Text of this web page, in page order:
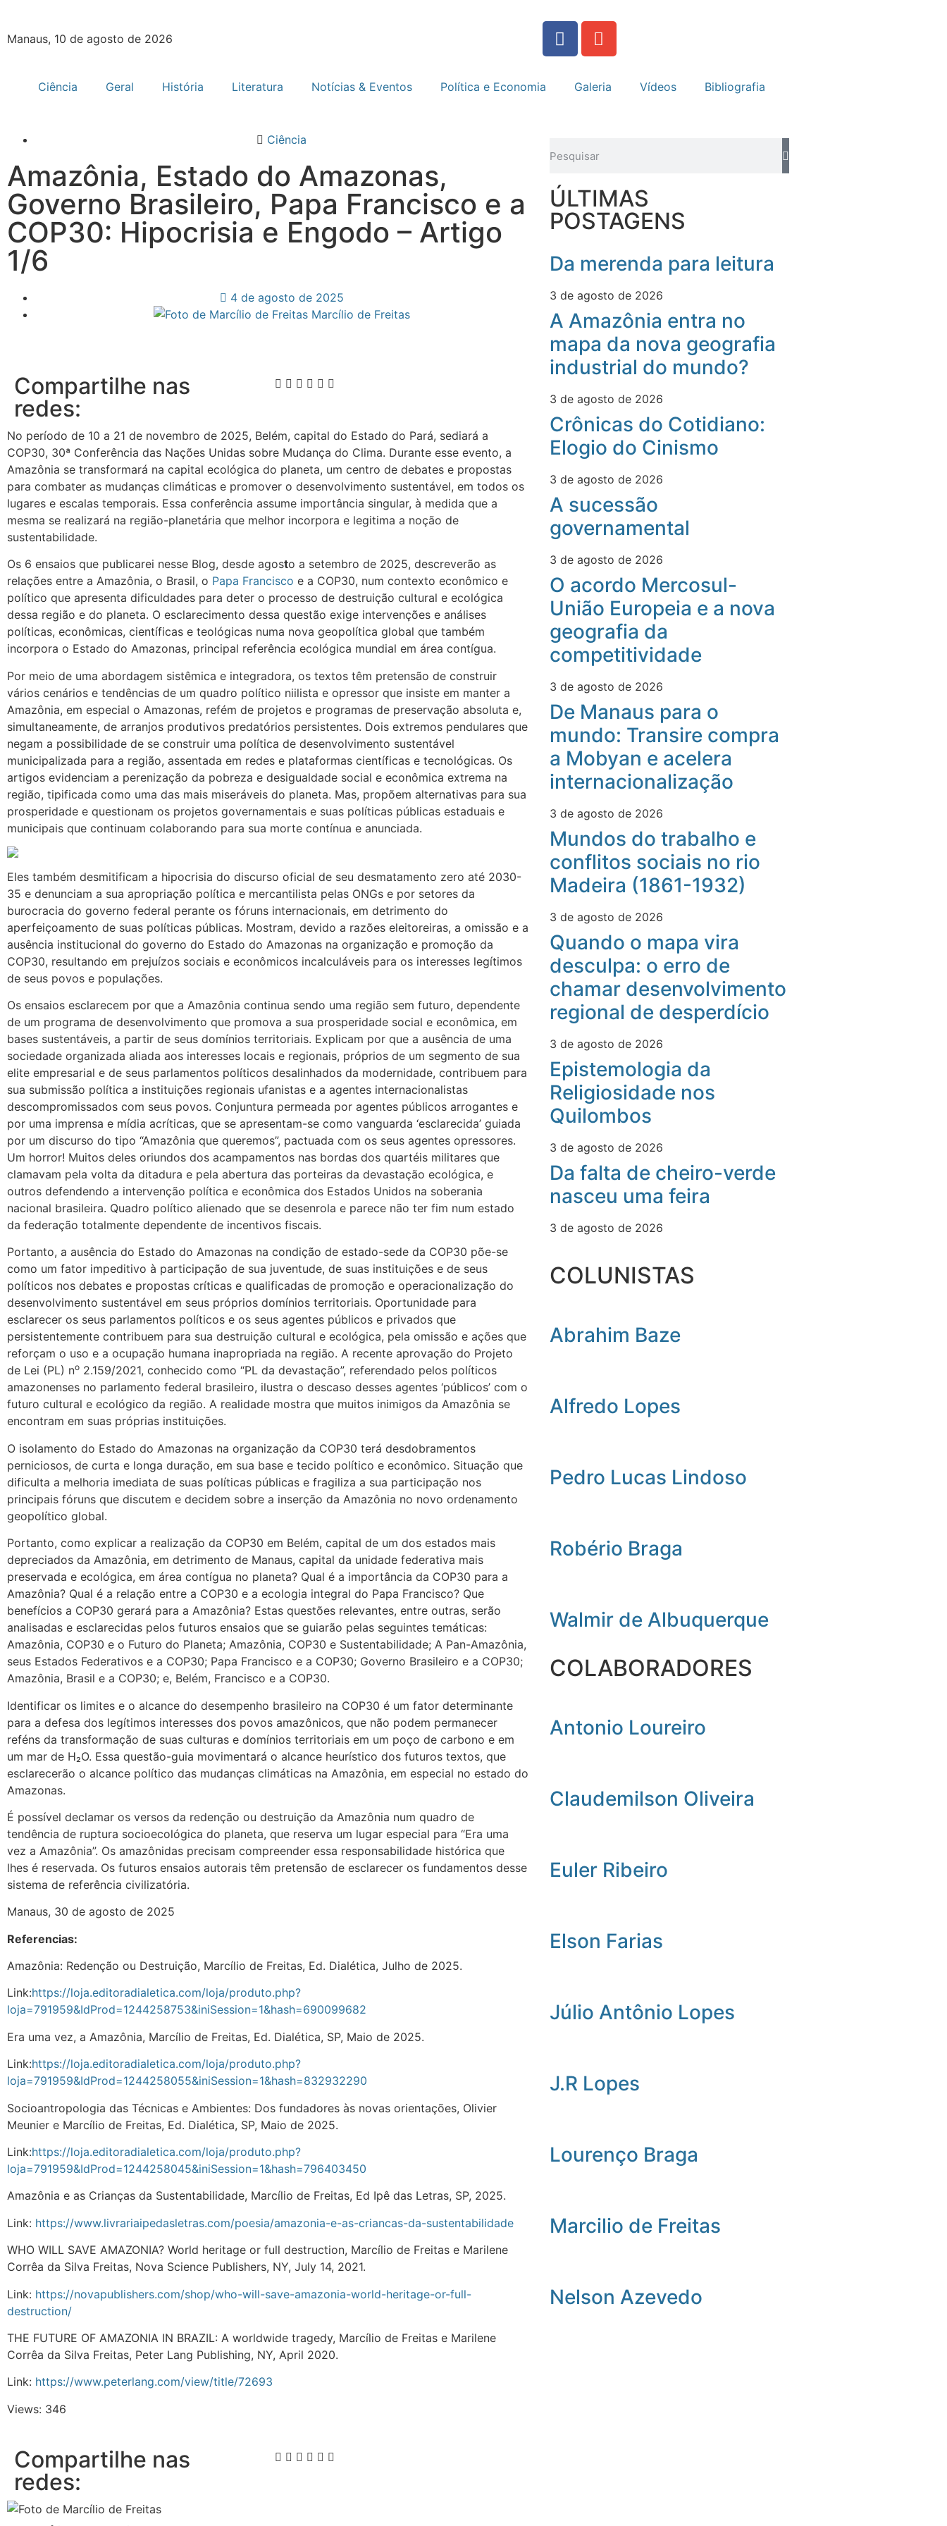
Manaus, 10 de agosto de 2026
Ciência Geral História Literatura Notícias & Eventos Política e Economia Galeria Vídeos Bibliografia
Ciência
Amazônia, Estado do Amazonas,
Governo Brasileiro, Papa Francisco e a
COP30: Hipocrisia e Engodo – Artigo
1/6
4 de agosto de 2025
Marcílio de Freitas
Compartilhe nas
redes:
No período de 10 a 21 de novembro de 2025, Belém, capital do Estado do Pará, sediará a
COP30, 30ª Conferência das Nações Unidas sobre Mudança do Clima. Durante esse evento, a
Amazônia se transformará na capital ecológica do planeta, um centro de debates e propostas
para combater as mudanças climáticas e promover o desenvolvimento sustentável, em todos os
lugares e escalas temporais. Essa conferência assume importância singular, à medida que a
mesma se realizará na região-planetária que melhor incorpora e legitima a noção de
sustentabilidade.
Os 6 ensaios que publicarei nesse Blog, desde agosto a setembro de 2025, descreverão as
relações entre a Amazônia, o Brasil, o Papa Francisco e a COP30, num contexto econômico e
político que apresenta dificuldades para deter o processo de destruição cultural e ecológica
dessa região e do planeta. O esclarecimento dessa questão exige intervenções e análises
políticas, econômicas, científicas e teológicas numa nova geopolítica global que também
incorpora o Estado do Amazonas, principal referência ecológica mundial em área contígua.
Por meio de uma abordagem sistêmica e integradora, os textos têm pretensão de construir
vários cenários e tendências de um quadro político niilista e opressor que insiste em manter a
Amazônia, em especial o Amazonas, refém de projetos e programas de preservação absoluta e,
simultaneamente, de arranjos produtivos predatórios persistentes. Dois extremos pendulares que
negam a possibilidade de se construir uma política de desenvolvimento sustentável
municipalizada para a região, assentada em redes e plataformas científicas e tecnológicas. Os
artigos evidenciam a perenização da pobreza e desigualdade social e econômica extrema na
região, tipificada como uma das mais miseráveis do planeta. Mas, propõem alternativas para sua
prosperidade e questionam os projetos governamentais e suas políticas públicas estaduais e
municipais que continuam colaborando para sua morte contínua e anunciada.
Eles também desmitificam a hipocrisia do discurso oficial de seu desmatamento zero até 2030-
35 e denunciam a sua apropriação política e mercantilista pelas ONGs e por setores da
burocracia do governo federal perante os fóruns internacionais, em detrimento do
aperfeiçoamento de suas políticas públicas. Mostram, devido a razões eleitoreiras, a omissão e a
ausência institucional do governo do Estado do Amazonas na organização e promoção da
COP30, resultando em prejuízos sociais e econômicos incalculáveis para os interesses legítimos
de seus povos e populações.
Os ensaios esclarecem por que a Amazônia continua sendo uma região sem futuro, dependente
de um programa de desenvolvimento que promova a sua prosperidade social e econômica, em
bases sustentáveis, a partir de seus domínios territoriais. Explicam por que a ausência de uma
sociedade organizada aliada aos interesses locais e regionais, próprios de um segmento de sua
elite empresarial e de seus parlamentos políticos desalinhados da modernidade, contribuem para
sua submissão política a instituições regionais ufanistas e a agentes internacionalistas
descompromissados com seus povos. Conjuntura permeada por agentes públicos arrogantes e
por uma imprensa e mídia acríticas, que se apresentam-se como vanguarda ‘esclarecida’ guiada
por um discurso do tipo “Amazônia que queremos”, pactuada com os seus agentes opressores.
Um horror! Muitos deles oriundos dos acampamentos nas bordas dos quartéis militares que
clamavam pela volta da ditadura e pela abertura das porteiras da devastação ecológica, e
outros defendendo a intervenção política e econômica dos Estados Unidos na soberania
nacional brasileira. Quadro político alienado que se desenrola e parece não ter fim num estado
da federação totalmente dependente de incentivos fiscais.
Portanto, a ausência do Estado do Amazonas na condição de estado-sede da COP30 põe-se
como um fator impeditivo à participação de sua juventude, de suas instituições e de seus
políticos nos debates e propostas críticas e qualificadas de promoção e operacionalização do
desenvolvimento sustentável em seus próprios domínios territoriais. Oportunidade para
esclarecer os seus parlamentos políticos e os seus agentes públicos e privados que
persistentemente contribuem para sua destruição cultural e ecológica, pela omissão e ações que
reforçam o uso e a ocupação humana inapropriada na região. A recente aprovação do Projeto
de Lei (PL) no 2.159/2021, conhecido como “PL da devastação”, referendado pelos políticos
amazonenses no parlamento federal brasileiro, ilustra o descaso desses agentes ‘públicos’ com o
futuro cultural e ecológico da região. A realidade mostra que muitos inimigos da Amazônia se
encontram em suas próprias instituições.
O isolamento do Estado do Amazonas na organização da COP30 terá desdobramentos
perniciosos, de curta e longa duração, em sua base e tecido político e econômico. Situação que
dificulta a melhoria imediata de suas políticas públicas e fragiliza a sua participação nos
principais fóruns que discutem e decidem sobre a inserção da Amazônia no novo ordenamento
geopolítico global.
Portanto, como explicar a realização da COP30 em Belém, capital de um dos estados mais
depreciados da Amazônia, em detrimento de Manaus, capital da unidade federativa mais
preservada e ecológica, em área contígua no planeta? Qual é a importância da COP30 para a
Amazônia? Qual é a relação entre a COP30 e a ecologia integral do Papa Francisco? Que
benefícios a COP30 gerará para a Amazônia? Estas questões relevantes, entre outras, serão
analisadas e esclarecidas pelos futuros ensaios que se guiarão pelas seguintes temáticas:
Amazônia, COP30 e o Futuro do Planeta; Amazônia, COP30 e Sustentabilidade; A Pan-Amazônia,
seus Estados Federativos e a COP30; Papa Francisco e a COP30; Governo Brasileiro e a COP30;
Amazônia, Brasil e a COP30; e, Belém, Francisco e a COP30.
Identificar os limites e o alcance do desempenho brasileiro na COP30 é um fator determinante
para a defesa dos legítimos interesses dos povos amazônicos, que não podem permanecer
reféns da transformação de suas culturas e domínios territoriais em um poço de carbono e em
um mar de H₂O. Essa questão-guia movimentará o alcance heurístico dos futuros textos, que
esclarecerão o alcance político das mudanças climáticas na Amazônia, em especial no estado do
Amazonas.
É possível declamar os versos da redenção ou destruição da Amazônia num quadro de
tendência de ruptura socioecológica do planeta, que reserva um lugar especial para “Era uma
vez a Amazônia”. Os amazônidas precisam compreender essa responsabilidade histórica que
lhes é reservada. Os futuros ensaios autorais têm pretensão de esclarecer os fundamentos desse
sistema de referência civilizatória.
Manaus, 30 de agosto de 2025
Referencias:
Amazônia: Redenção ou Destruição, Marcílio de Freitas, Ed. Dialética, Julho de 2025.
Link:https://loja.editoradialetica.com/loja/produto.php?
loja=791959&IdProd=1244258753&iniSession=1&hash=690099682
Era uma vez, a Amazônia, Marcílio de Freitas, Ed. Dialética, SP, Maio de 2025.
Link:https://loja.editoradialetica.com/loja/produto.php?
loja=791959&IdProd=1244258055&iniSession=1&hash=832932290
Socioantropologia das Técnicas e Ambientes: Dos fundadores às novas orientações, Olivier
Meunier e Marcílio de Freitas, Ed. Dialética, SP, Maio de 2025.
Link:https://loja.editoradialetica.com/loja/produto.php?
loja=791959&IdProd=1244258045&iniSession=1&hash=796403450
Amazônia e as Crianças da Sustentabilidade, Marcílio de Freitas, Ed Ipê das Letras, SP, 2025.
Link: https://www.livrariaipedasletras.com/poesia/amazonia-e-as-criancas-da-sustentabilidade
WHO WILL SAVE AMAZONIA? World heritage or full destruction, Marcílio de Freitas e Marilene
Corrêa da Silva Freitas, Nova Science Publishers, NY, July 14, 2021.
Link: https://novapublishers.com/shop/who-will-save-amazonia-world-heritage-or-full-
destruction/
THE FUTURE OF AMAZONIA IN BRAZIL: A worldwide tragedy, Marcílio de Freitas e Marilene
Corrêa da Silva Freitas, Peter Lang Publishing, NY, April 2020.
Link: https://www.peterlang.com/view/title/72693
Views: 346
Compartilhe nas
redes:
ÚLTIMAS
POSTAGENS
Da merenda para leitura
3 de agosto de 2026
A Amazônia entra no
mapa da nova geografia
industrial do mundo?
3 de agosto de 2026
Crônicas do Cotidiano:
Elogio do Cinismo
3 de agosto de 2026
A sucessão
governamental
3 de agosto de 2026
O acordo Mercosul-
União Europeia e a nova
geografia da
competitividade
3 de agosto de 2026
De Manaus para o
mundo: Transire compra
a Mobyan e acelera
internacionalização
3 de agosto de 2026
Mundos do trabalho e
conflitos sociais no rio
Madeira (1861-1932)
3 de agosto de 2026
Quando o mapa vira
desculpa: o erro de
chamar desenvolvimento
regional de desperdício
3 de agosto de 2026
Epistemologia da
Religiosidade nos
Quilombos
3 de agosto de 2026
Da falta de cheiro-verde
nasceu uma feira
3 de agosto de 2026
COLUNISTAS
Abrahim Baze
Alfredo Lopes
Pedro Lucas Lindoso
Robério Braga
Walmir de Albuquerque
COLABORADORES
Antonio Loureiro
Claudemilson Oliveira
Euler Ribeiro
Elson Farias
Júlio Antônio Lopes
J.R Lopes
Lourenço Braga
Marcilio de Freitas
Nelson Azevedo